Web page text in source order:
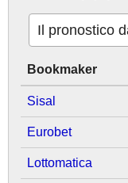
Il pronostico
Bookmaker
Sisal
Eurobet
Lottomatica